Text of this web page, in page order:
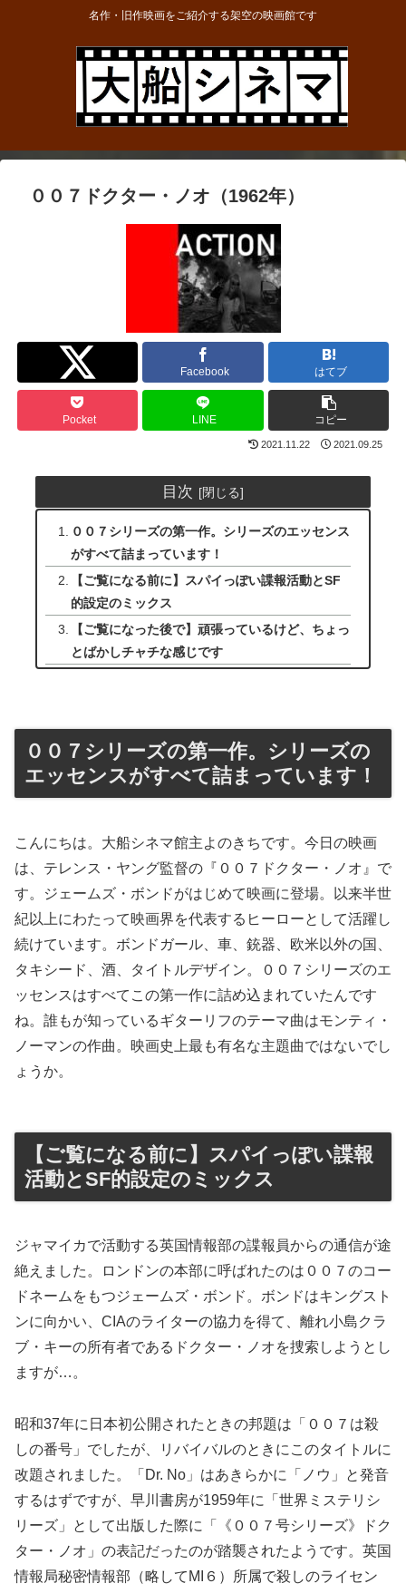
名作・旧作映画をご紹介する架空の映画館です
００７ドクター・ノオ（1962年）
Twitter
Facebook はてブ
Pocket LINE コピー
2021.11.22 2021.09.25
目次
００７シリーズの第一作。シリーズのエッセンス
がすべて詰まっています！
【ご覧になる前に】スパイっぽい諜報活動とSF
的設定のミックス
【ご覧になった後で】頑張っているけど、ちょっ
とばかしチャチな感じです
００７シリーズの第一作。シリーズの
エッセンスがすべて詰まっています！
こんにちは。大船シネマ館主よのきちです。今日の映画
は、テレンス・ヤング監督の『００７ドクター・ノオ』で
す。ジェームズ・ボンドがはじめて映画に登場。以来半世
紀以上にわたって映画界を代表するヒーローとして活躍し
続けています。ボンドガール、車、銃器、欧米以外の国、
タキシード、酒、タイトルデザイン。００７シリーズのエ
ッセンスはすべてこの第一作に詰め込まれていたんです
ね。誰もが知っているギターリフのテーマ曲はモンティ・
ノーマンの作曲。映画史上最も有名な主題曲ではないでし
ょうか。
【ご覧になる前に】スパイっぽい諜報
活動とSF的設定のミックス
ジャマイカで活動する英国情報部の諜報員からの通信が途
絶えました。ロンドンの本部に呼ばれたのは００７のコー
ドネームをもつジェームズ・ボンド。ボンドはキングスト
ンに向かい、CIAのライターの協力を得て、離れ小島クラ
ブ・キーの所有者であるドクター・ノオを捜索しようとし
ますが…。
昭和37年に日本初公開されたときの邦題は「００７は殺
しの番号」でしたが、リバイバルのときにこのタイトルに
改題されました。「Dr. No」はあきらかに「ノウ」と発音
するはずですが、早川書房が1959年に「世界ミステリシ
リーズ」として出版した際に「《００７号シリーズ》ドク
ター・ノオ」の表記だったのが踏襲されたようです。英国
情報局秘密情報部（略してMI６）所属で殺しのライセン